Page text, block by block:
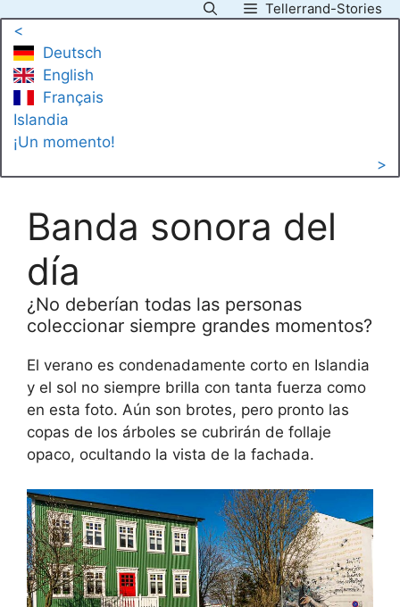
contenido
Tellerrand-Stories
<
Deutsch
English
Français
Islandia
¡Un momento!
>
Banda sonora del
día
¿No deberían todas las personas
coleccionar siempre grandes momentos?
El verano es condenadamente corto en Islandia
y el sol no siempre brilla con tanta fuerza como
en esta foto. Aún son brotes, pero pronto las
copas de los árboles se cubrirán de follaje
opaco, ocultando la vista de la fachada.